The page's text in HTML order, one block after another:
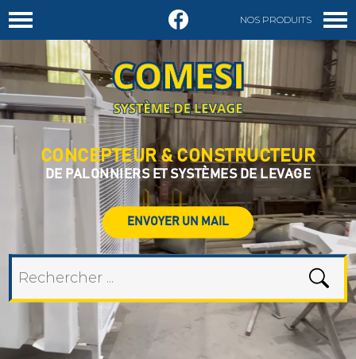
NOS PRODUITS
DEMANDER UN DEVIS
CONCEPTEUR & CONSTRUCTEUR
DE PALONNIERS ET SYSTÈMES DE LEVAGE
ENVOYER UN MAIL